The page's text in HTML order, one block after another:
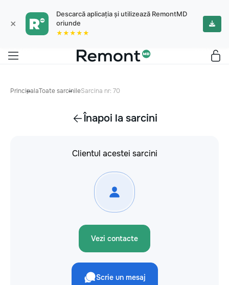
×
Descarcă aplicația și utilizează RemontMD
oriunde
★★★★★
PrincipalaToate sarcinileSarcina nr: 70
Înapoi la sarcini
Clientul acestei sarcini
Vezi contacte
Scrie un mesaj